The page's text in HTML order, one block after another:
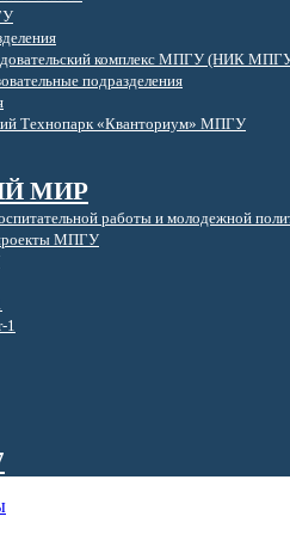
комплекс МПГУ (НИК
подразделения
Технопарк «Кванториум» МПГУ
МИР
работы и молодежной
МПГУ